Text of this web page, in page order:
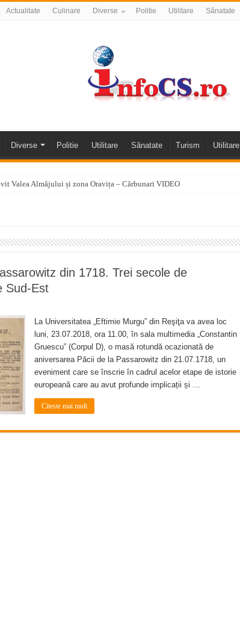
Actualitate Culinare Diverse Politie Utilitare Sănatate
Diverse Politie Utilitare Sănatate Turism Utilitare
Valea Almăjului și zona Oravița – Cărbunari VIDEO
OPRIRE APĂ în ORAVIȚA – 05.08.2026 – avarie
temporară Podul de Piatră din Herculane
CARANSEBEȘ – 04.08.2026 – avarie – Calea Severinului
CARANSEBEȘ avarie
în Reșița, cartier Țerova – avarie – 04.08.2026
din 1718. Trei secole de
Sud-Est
La Universitatea „Eftimie Murgu” din Reşiţa va avea loc
luni, 23.07.2018, ora 11.00, în sala multimedia „Constantin
Gruescu” (Corpul D), o masă rotundă ocazionată de
aniversarea Păcii de la Passarowitz din 21.07.1718, un
eveniment care se înscrie în cadrul acelor etape de istorie
europeană care au avut profunde implicații și …
Citeste mai mult